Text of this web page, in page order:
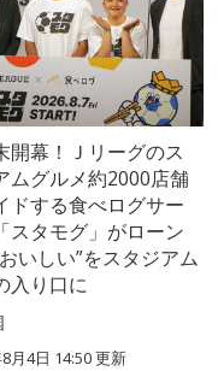
開幕！Ｊリーグのス
ムグルメ約2000店舗
ドする食べログサー
スタモグ」がローン
いしい”をスタジアム
入り口に
月4日 14:50更新